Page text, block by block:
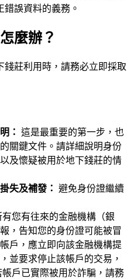
錯誤資料的義務。
麼辦？
錢莊利用時，請務必立即採取
： 這是最重要的第一步，也
關鍵文件。請詳細說明身份
及懷疑被用於地下錢莊的情
失及補發： 避免身份證繼續
有您有往來的金融機構（銀
，告知您的身份證可能被冒
戶，應立即向該金融機構提
並要求停止該帳戶的交易，
帳戶已實際被用於詐騙，請務